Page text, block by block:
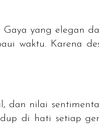
yang elegan
waktu. Karena
dan nilai
di hati setiap